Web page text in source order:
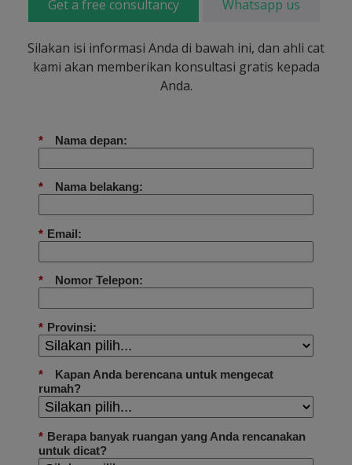
Get a free consultancy Whatsapp us
Silakan isi informasi Anda di bawah ini, dan ahli cat
kami akan memberikan konsultasi gratis kepada
Anda.